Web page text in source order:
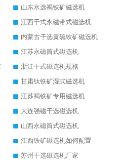
山东水选褐铁矿磁选机
江西干式永磁带式磁选机
内蒙古干选黄硫铁矿磁选机
江苏永磁筒式磁选机
浙江干式磁选机规格
籍
甘肃钛铁矿湿式磁选机
江苏褐铁矿专用磁选机
大连强磁干选磁选机
山西永磁筒式磁选机
江西铁矿磁选机如何配置
苏州干选磁选机厂家